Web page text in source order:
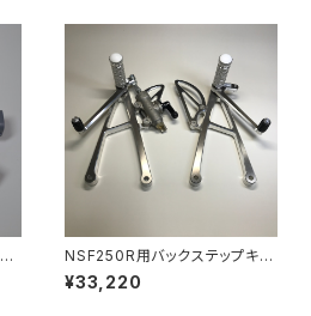
NSF250R用バックステップキッ
ト
¥33,220